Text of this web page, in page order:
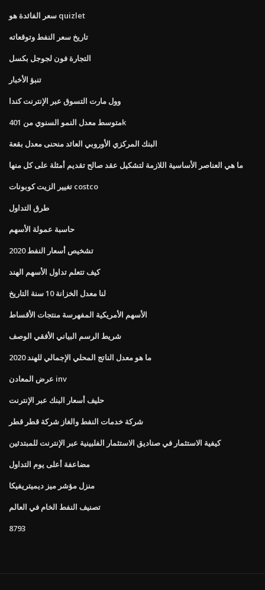
سعر الفائدة هو quizlet
تاريخ سعر النفط وتوقعاته
التجارة فون لجوجل بكسل
تنبؤ الأخبار
وول مارت التسوق عبر الإنترنت كندا
متوسط ​​معدل النمو السنوي من 401k
البنك المركزي الأوروبي العائد منحنى معدل بقعة
ما هي العناصر الأساسية اللازمة لتشكيل عقد صالح تقديم أمثلة على كل منها
تغيير الزيت كوبونات costco
طرق التداول
حاسبة عمولة الأسهم
تشخيص أسعار النفط 2020
كيف تتعلم تداول الأسهم الهند
لنا معدل الخزانة 10 سنة التاريخ
الأسهم الأمريكية المفهرسة منتجات الأقساط
شريط الرسم البياني الأفقي الوصف
ما هو معدل الناتج المحلي الإجمالي للهند 2020
عرض المعادن inv
حليف أسعار البنك عبر الإنترنت
شركة خدمات النفط والغاز شركة قطر قطر
كيفية الاستثمار في صناديق الاستثمار الفلبينية عبر الإنترنت للمبتدئين
مضاعفة أعلى يوم التداول
منزل مؤشر ميز ديميتريفيكا
تصنيف النفط الخام في العالم
8793